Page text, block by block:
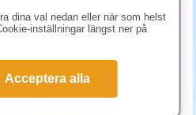
kr (inkl. moms)
dina val nedan eller när som helst
inställningar längst ner på
Acceptera alla